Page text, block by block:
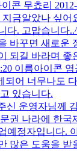
콘 무쵸리
금알았나 싶어
다. 고맙습니다
바꾸면 새로운
되길 바라며 좋
이름아이콘 염
되어 너무나도
있습니다.
신 운영자님께
권 나라에 한국
예정자입니다.
많은 도움을 받